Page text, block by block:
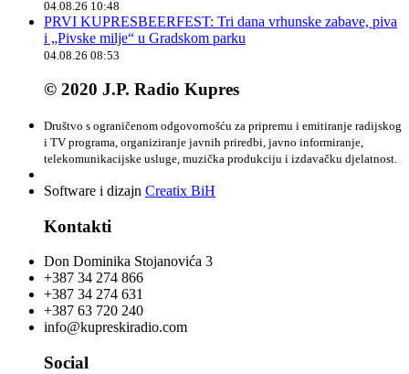
04.08.26 10:48
PRVI KUPRESBEERFEST: Tri dana vrhunske zabave, piva
i „Pivske milje“ u Gradskom parku
04.08.26 08:53
© 2020 J.P. Radio Kupres
Društvo s ograničenom odgovornošću za pripremu i emitiranje radijskog
i TV programa, organiziranje javnih priredbi, javno informiranje,
telekomunikacijske usluge, muzička produkciju i izdavačku djelatnost.
Software i dizajn Creatix BiH
Kontakti
Don Dominika Stojanovića 3
+387 34 274 866
+387 34 274 631
+387 63 720 240
info@kupreskiradio.com
Social